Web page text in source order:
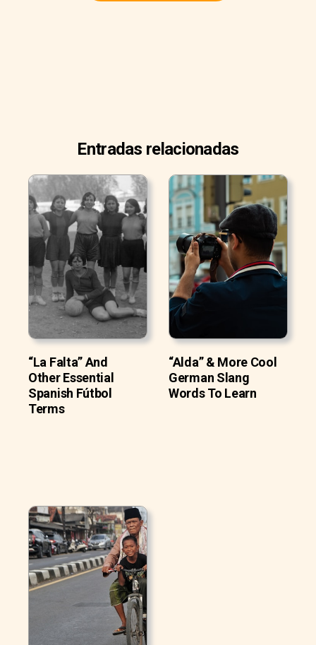
Entradas relacionadas
“La Falta” And
Other Essential
Spanish Fútbol
Terms
“Alda” & More Cool
German Slang
Words To Learn